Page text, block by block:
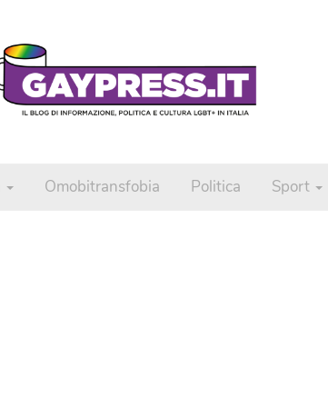
Omobitransfobia Politica Sport